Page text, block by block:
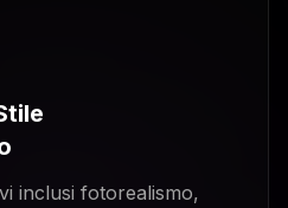
inclusi fotorealismo,